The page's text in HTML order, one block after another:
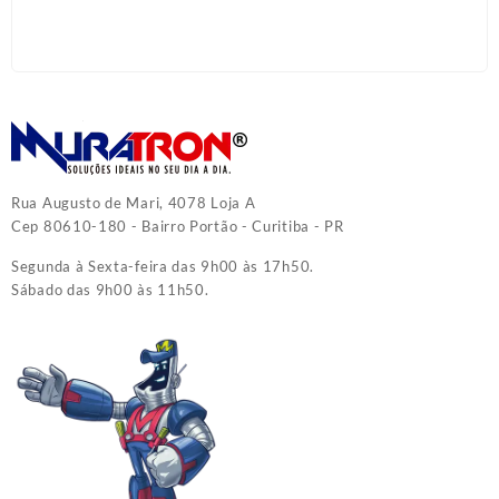
Rua Augusto de Mari, 4078 Loja A
Cep 80610-180 - Bairro Portão - Curitiba - PR
Segunda à Sexta-feira das 9h00 às 17h50.
Sábado das 9h00 às 11h50.